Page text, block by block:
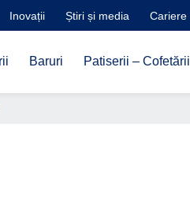
Inovații Știri și media Cariere
Baruri Patiserii – Cofetării